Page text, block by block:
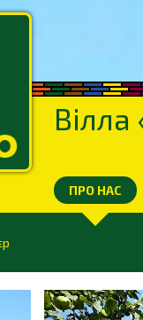
Вілла
ПРО НАС